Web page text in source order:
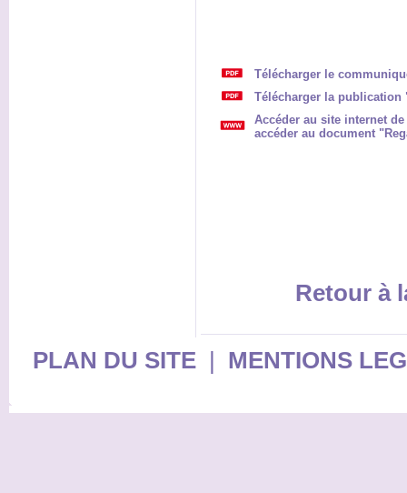
Télécharger le
Télécharger la publication
Accéder au site internet
accéder au document
Retour à
PLAN DU SITE| MENTIONS